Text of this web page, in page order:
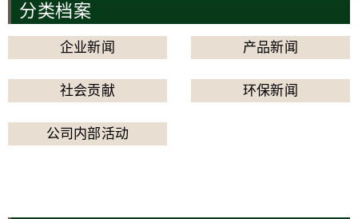
分类档案
企业新闻 产品新闻
社会贡献 环保新闻
公司内部活动